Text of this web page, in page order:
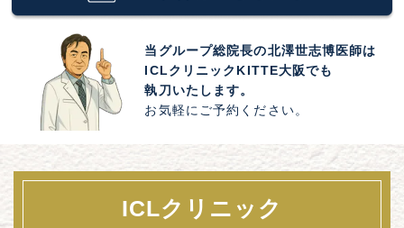
当グループ総院長の北澤世志博医師は
ICLクリニックKITTE大阪でも
執刀いたします。
お気軽にご予約ください。
ICLクリニック